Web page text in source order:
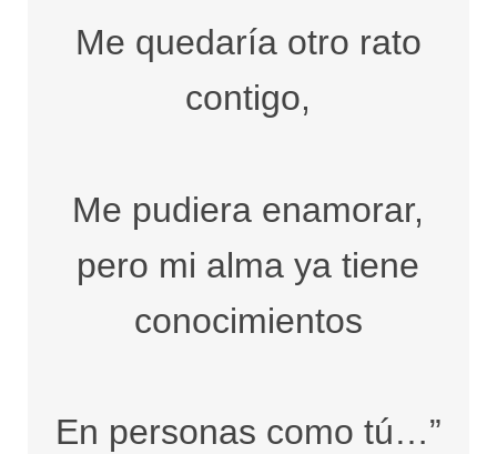
Me quedaría otro rato
contigo,
Me pudiera enamorar,
pero mi alma ya tiene
conocimientos
En personas como tú…”